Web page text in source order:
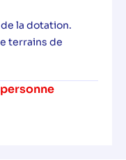
la dotation.
terrains de